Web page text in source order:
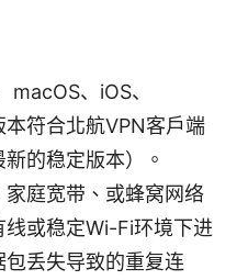
、iOS、
符合北航VPN客户端
的稳定版本）。
庭宽带、或蜂窝网络
或稳定Wi-Fi环境下进
丢失导致的重复连